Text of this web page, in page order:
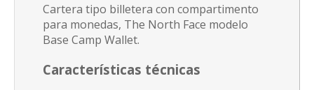
Cartera tipo billetera con compartimento
para monedas, The North Face modelo
Base Camp Wallet.
Características técnicas